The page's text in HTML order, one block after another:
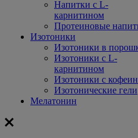
Напитки с L-
карнитином
Протеиновые
Изотоники
Изотоники в
Изотоники с L-
карнитином
Изотоники с
Изотонические гели
Мелатонин